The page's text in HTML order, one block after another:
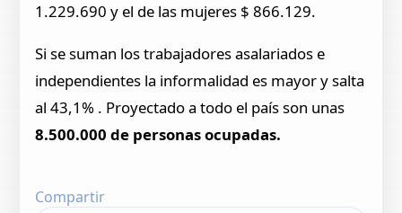
1.229.690 y el de las mujeres $ 866.129.
Si se suman los trabajadores asalariados e
independientes la informalidad es mayor y salta
al 43,1% . Proyectado a todo el país son unas
8.500.000 de personas ocupadas.
Compartir